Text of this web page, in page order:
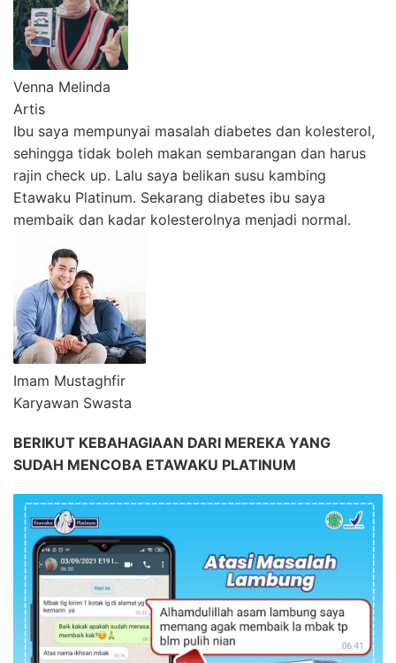
Venna Melinda
Artis
Ibu saya mempunyai masalah diabetes dan kolesterol,
sehingga tidak boleh makan sembarangan dan harus
rajin check up. Lalu saya belikan susu kambing
Etawaku Platinum. Sekarang diabetes ibu saya
membaik dan kadar kolesterolnya menjadi normal.
Imam Mustaghfir
Karyawan Swasta
BERIKUT KEBAHAGIAAN DARI MEREKA YANG
SUDAH MENCOBA ETAWAKU PLATINUM